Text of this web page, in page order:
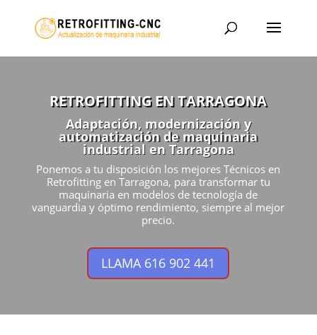
RETROFITTING EN TARRAGONA
Adaptación, modernización y
automatización de maquinaria
industrial en Tarragona
Ponemos a tu disposición los mejores Técnicos en
Retrofitting en Tarragona, para transformar tu
maquinaria en modelos de tecnología de
vanguardia y óptimo rendimiento, siempre al mejor
precio.
LLAMA 616 902 441